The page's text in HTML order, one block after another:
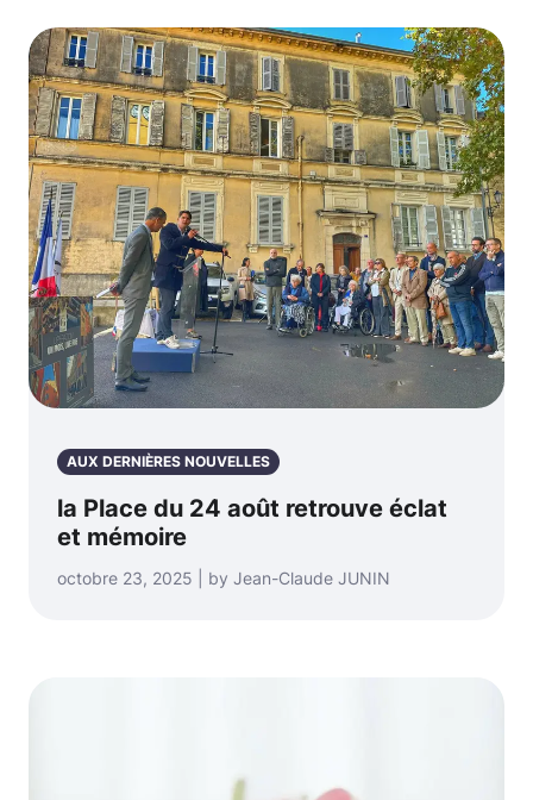
AUX DERNIÈRES NOUVELLES
la Place du 24 août retrouve éclat
et mémoire
octobre 23, 2025 | by Jean-Claude JUNIN